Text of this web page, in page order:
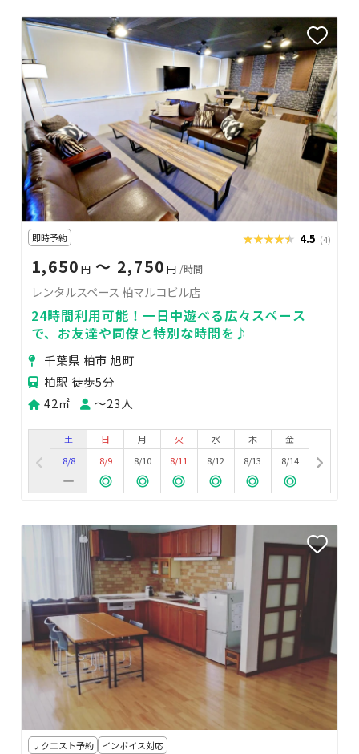
即時予約 ★★★★★
★★★★★ 4.5 (4)
1,650 円 〜 2,750 円 /時間
レンタルスペース 柏マルコビル店
24時間利用可能！一日中遊べる広々スペース
で、お友達や同僚と特別な時間を♪
千葉県 柏市 旭町
柏駅 徒歩5分
42㎡
〜23人
土
8/8
日
8/9
月
8/10
火
8/11
水
8/12
木
8/13
金
8/14
リクエスト予約 インボイス対応